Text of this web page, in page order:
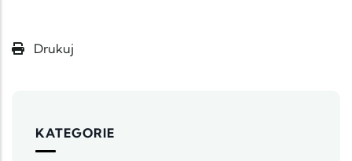
Drukuj
KATEGORIE